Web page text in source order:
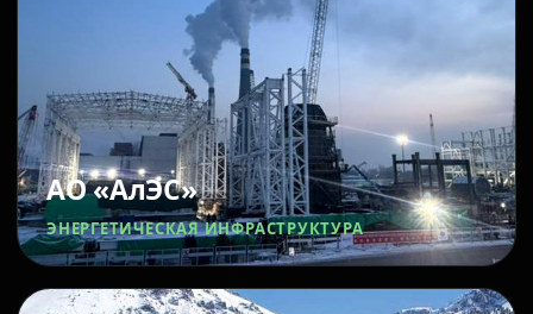
АО «АлЭС»
ЭНЕРГЕТИЧЕСКАЯ ИНФРАСТРУКТУРА